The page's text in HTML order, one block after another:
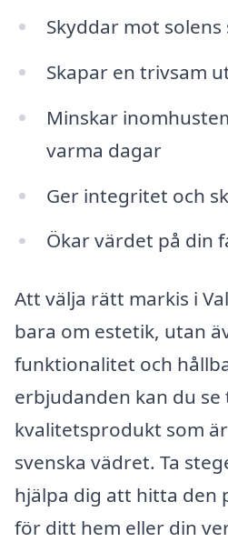
Skyddar mot
Skapar en trivsam
Minskar
varma dagar
Ger integritet och
Ökar värdet på din
Att välja rätt markis i
bara om estetik, utan
funktionalitet och
erbjudanden kan du
kvalitetsprodukt som
svenska vädret. Ta
hjälpa dig att hitta den
för ditt hem eller din